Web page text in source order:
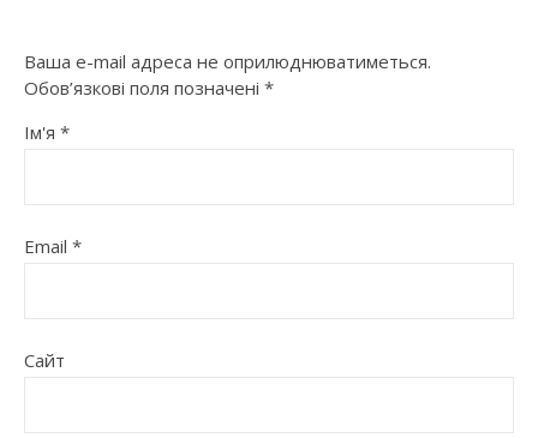
Ваша e-mail адреса не оприлюднюватиметься.
Обов’язкові поля позначені *
Ім'я *
Email *
Сайт